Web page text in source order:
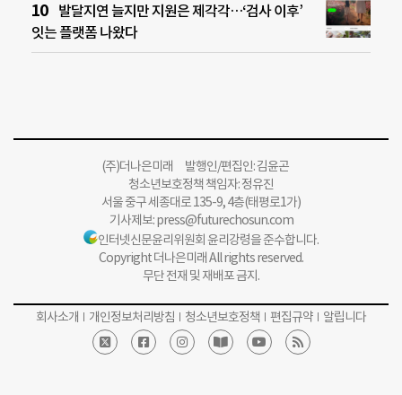
발달지연 늘지만 지원은 제각각…‘검사 이후’
잇는 플랫폼 나왔다
(주)더나은미래 발행인/편집인: 김윤곤
청소년보호정책 책임자: 정유진
서울 중구 세종대로 135-9, 4층(태평로1가)
기사제보:press@futurechosun.com
인터넷신문윤리위원회 윤리강령을 준수합니다.
Copyright 더나은미래 All rights reserved.
무단 전재 및 재배포 금지.
회사소개 개인정보처리방침 청소년보호정책 편집규약 알립니다